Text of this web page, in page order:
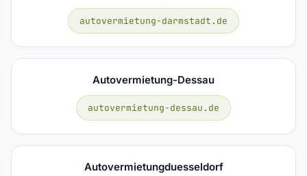
autovermietung-darmstadt.de
Autovermietung-Dessau
autovermietung-dessau.de
Autovermietungduesseldorf